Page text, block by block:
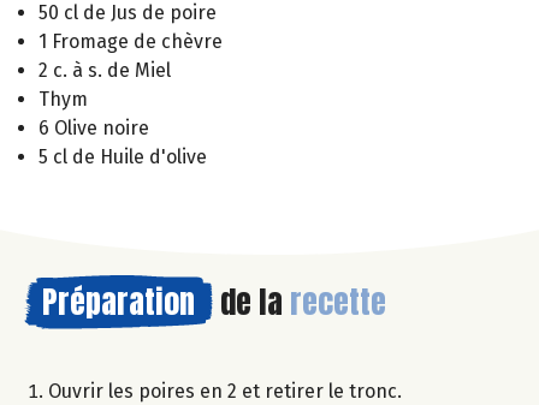
50 cl de Jus de poire
1 Fromage de chèvre
2 c. à s. de Miel
Thym
6 Olive noire
5 cl de Huile d'olive
Préparation de la recette
Ouvrir les poires en 2 et retirer le tronc.